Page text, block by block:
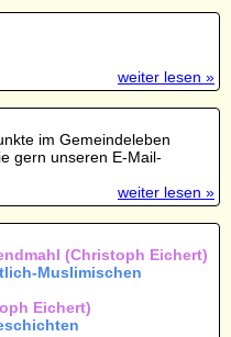
weiter lesen »
im Gemeindeleben
gern unseren E-Mail-
weiter lesen »
(Christoph Eichert)
Muslimischen
Eichert)